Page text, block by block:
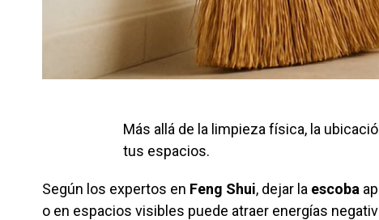
Más allá de la limpieza física, la
tus espacios.
Según los expertos en Feng Shui, dejar la escoba
o en espacios visibles puede atraer energías